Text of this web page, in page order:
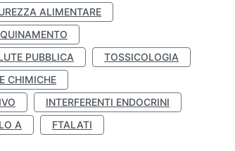
ALIMENTARE
PUBBLICA
TOSSICOLOGIA
CHIMICHE
INTERFERENTI ENDOCRINI
A
FTALATI